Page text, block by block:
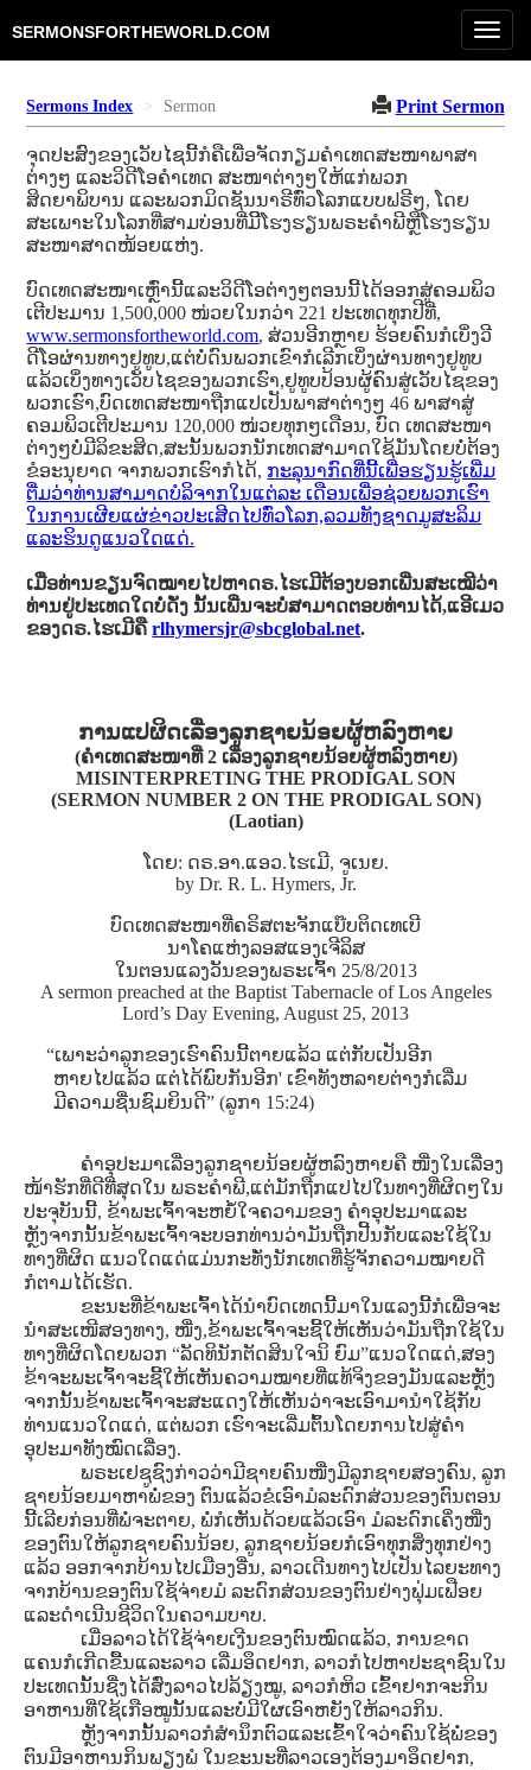
SERMONSFORTHEWORLD.COM
Sermons Index Sermon Print Sermon
ຈຸດປະສົງຂອງເວັບໄຊນີ້ກໍຄືເພື່ອຈັດກຽມຄໍາເທດສະໜາພາສາ
ຕ່າງໆ ແລະວິດີໂອຄໍາເທດ ສະໜາຕ່າງໆໃຫ້ແກ່ພວກ
ສິດຍາພິບານ ແລະພວກມິດຊັນນາຣີທົ່ວໂລກແບບຟຣີໆ, ໂດຍ
ສະເພາະໃນໂລກທີ່ສາມບ່ອນທີ່ມີິໂຮງຮຽນພຣະຄໍາພີຫຼືໂຮງຮຽນ
ສະໜາສາດໜ້ອຍແຫ່ງ.
ບົດເທດສະໜາເຫຼົ່ານີ້ແລະວິດີໂອຕ່າງໆຕອນນີ້ໄດ້ອອກສູ່ຄອມພິວ
ເຕີປະມານ 1,500,000 ໜ່ວຍໃນກວ່າ 221 ປະເທດທຸກປີທີ່,
www.sermonsfortheworld.com, ສ່ວນອີກຫຼາຍ ຮ້ອຍຄົນກໍເບິ່ງວີ
ດີໂອຜ່ານທາງຢູທູບ,ແຕ່ບໍ່ດົນພວກເຂົາກໍເລີກເບິ່ງຜ່ານທາງຢູທູບ
ແລ້ວເບິ່ງທາງເວັບໄຊຂອງພວກເຮົາ,ຢູທູບປ້ອນຜູ້ຄົນສູ່ເວັບໄຊຂອງ
ພວກເຮົາ,ບົດເທດສະໜາຖືກແປເປັນພາສາຕ່າງໆ 46 ພາສາສູ່
ຄອມພິວເຕີປະມານ 120,000 ໜ່ວຍທຸກໆເດືອນ, ບົດ ເທດສະໜາ
ຕ່າງໆບໍ່ມີລິຂະສິດ,ສະນັ້ນພວກນັກເທດສາມາດໃຊ້ມັນໂດຍບໍ່ຕ້ອງ
ຂໍອະນຸຍາດ ຈາກພວກເຮົາກໍໄດ້, ກະລຸນາກົດທີ່ນີ້ເພື່ອຮຽນຮູ້ເພີ່ມ
ຕື່ມວ່າທ່ານສາມາດບໍລິຈາກໃນແຕ່ລະ ເດືອນເພື່ອຊ່ວຍພວກເຮົາ
ໃນການເຜີຍແຜ່ຂ່າວປະເສີດໄປທົ່ວໂລກ,ລວມທັງຊາດມູສະລິມ
ແລະຮິນດູແນວໃດແດ່.
ເມື່ອທ່ານຂຽນຈົດໝາຍໄປຫາດຣ.ໄຮເມີຕ້ອງບອກເພີ່ນສະເໝີວ່າ
ທ່ານຢູ່ປະເທດໃດບໍ່ດັ່ງ ນັ້ນເພີ່ນຈະບໍ່ສາມາດຕອບທ່ານໄດ້,ແອີເມວ
ຂອງດຣ.ໄຮເມີຄືrlhymersjr@sbcglobal.net.
ການແປຜິດເລື່ອງລູກຊາຍນ້ອຍຜູ້ຫລົງຫາຍ
(ຄໍາເທດສະໜາທີ່ 2 ເລື່ອງລູກຊາຍນ້ອຍຜູ້ຫລົງຫາຍ)
MISINTERPRETING THE PRODIGAL SON
(SERMON NUMBER 2 ON THE PRODIGAL SON)
(Laotian)
ໂດຍ: ດຣ.ອາ.ແອວ.ໄຮເມີ, ຈູເນຍ.
by Dr. R. L. Hymers, Jr.
ບົດເທດສະໜາທີ່ຄຣິສຕະຈັກແບ໊ບຕິດເທເບີ
ນາໂຄແຫ່ງລອສແອງເຈີລິສ
ໃນຕອນແລງວັນຂອງພຣະເຈົ້າ 25/8/2013
A sermon preached at the Baptist Tabernacle of Los Angeles
Lord’s Day Evening, August 25, 2013
“ເພາະວ່າລູກຂອງເຮົາຄົນນີ້ຕາຍແລ້ວ ແຕ່ກັບເປັນອີກ
ຫາຍໄປແລ້ວ ແຕ່ໄດ້ພົບກັນອີກ' ເຂົາທັງຫລາຍຕ່າງກໍເລີ່ມ
ມີຄວາມຊື່ນຊົມຍິນດີ” (ລູກາ 15:24)
ຄໍາອຸປະມາເລື່ອງລູກຊາຍນ້ອຍຜູ້ຫລົງຫາຍຄື ໜື່ງໃນເລື່ອງ
ໜ້າຮັກທີ່ດີທີ່ສຸດໃນ ພຣະຄໍາພີ,ແຕ່ມັກຖືກແປໄປໃນທາງທີ່ຜິດໆໃນ
ປະຈຸບັນນີ້, ຂ້າພະເຈົ້າຈະຫຍໍ້ໃຈຄວາມຂອງ ຄໍາອຸປະມາແລະ
ຫຼັງຈາກນັ້ນຂ້າພະເຈົ້າຈະບອກທ່ານວ່າມັນຖືກປີ້ນກັບແລະໃຊ້ໃນ
ທາງທີ່ຜິດ ແນວໃດແດ່ແມ່ນກະທັ່ງນັກເທດທີ່ຮູ້ຈັກຄວາມໝາຍດີ
ກໍຕາມໄດ້ເຮັດ.
ຂະນະທີ່ຂ້າພະເຈົ້າໄດ້ນໍາບົດເທດນີ້ມາໃນແລງນີ້ກໍເພື່ອຈະ
ນໍາສະເໜີສອງທາງ, ໜື່ງ,ຂ້າພະເຈົ້າຈະຊີ້ໃຫ້ເຫັນວ່າມັນຖືກໃຊ້ໃນ
ທາງທີ່ຜິດໂດຍພວກ “ລັດທິນັກຕັດສິນໃຈນິ ຍົມ”ແນວໃດແດ່,ສອງ
ຂ້າຈະພະເຈົ້າຈະຊີ້ໃຫ້ເຫັນຄວາມໝາຍທີ່ແທ້ຈິງຂອງມັນແລະຫຼັງ
ຈາກນັ້ນຂ້າພະເຈົ້າຈະສະແດງໃຫ້ເຫັນວ່າຈະເອົາມານໍາໃຊ້ກັບ
ທ່ານແນວໃດແດ່, ແຕ່ພວກ ເຮົາຈະເລີ່ມຕົ້ນໂດຍການໄປສູ່ຄໍາ
ອຸປະມາທັງໝົດເລື່ອງ.
ພຣະເຢຊູຊົງກ່າວວ່າມີຊາຍຄົນໜື່ງມີລູກຊາຍສອງຄົນ, ລູກ
ຊາຍນ້ອຍມາຫາພໍ່ຂອງ ຕົນແລ້ວຂໍເອົາມໍລະດົກສ່ວນຂອງຕົນຕອນ
ນີ້ເລີຍກ່ອນທີ່ພໍ່ຈະຕາຍ, ພໍ່ກໍເຫັນດ້ວຍແລ້ວເອົາ ມໍລະດົກເຄິ່ງໜື່ງ
ຂອງຕົນໃຫ້ລູກຊາຍຄົນນ້ອຍ, ລູກຊາຍນ້ອຍກໍເອົາທຸກສິ່ງທຸກຢ່າງ
ແລ້ວ ອອກຈາກບ້ານໄປເມືອງອື່ນ, ລາວເດີນທາງໄປເປັນໄລຍະທາງ
ຈາກບ້ານຂອງຕົນໃຊ້ຈ່າຍມໍ ລະດົກສ່ວນຂອງຕົນຢ່າງຟຸ່ມເຟືອຍ
ແລະດໍາເນີນຊີວິດໃນຄວາມບາບ.
ເມື່ອລາວໄດ້ໃຊ້ຈ່າຍເງີນຂອງຕົນໝົດແລ້ວ, ການຂາດ
ແຄນກໍເກີດຂື້ນແລະລາວ ເລີ່ມອຶດຢາກ, ລາວກໍໄປຫາປະຊາຊົນໃນ
ປະເທດນັ້ນຊື່ງໄດ້ສົ່ງລາວໄປລ້ຽງໝູ, ລາວກໍຫິວ ເຂົ້າຢາກຈະກິນ
ອາຫານທີ່ໃຊ້ເກືອໝູນັ້ນແລະບໍ່ມີໃຜເອົາຫຍັງໃຫ້ລາວກິນ.
ຫຼັງຈາກນັ້ນລາວກໍສໍານຶກຕົວແລະເຂົ້າໃຈວ່າຄົນໃຊ້ພໍ່ຂອງ
ຕົນມີອາຫານກິນພຽງພໍ ໃນຂະນະທີ່ລາວເອງຕ້ອງມາອຶດຢາກ,